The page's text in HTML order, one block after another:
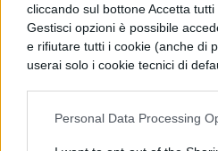
cliccando sul bottone Accetta
Gestisci opzioni è possibile
e rifiutare tutti i cookie (anche di
userai solo i cookie tecnici di
Personal Data Processing
Ho letto e acconsento l'
marketing diretto con
CONFERMA E PUBBLICA
TEMPO
7